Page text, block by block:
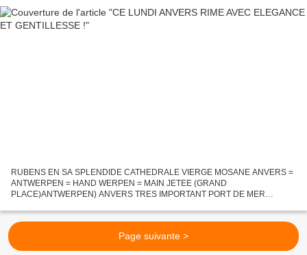
RUBENS EN SA SPLENDIDE CATHEDRALE VIERGE MOSANE ANVERS =
ANTWERPEN = HAND WERPEN = MAIN JETEE (GRAND
PLACE)ANTWERPEN) ANVERS TRES IMPORTANT PORT DE MER
Antwerpen avec sa mauvaise image nationaliste...
Page suivante >